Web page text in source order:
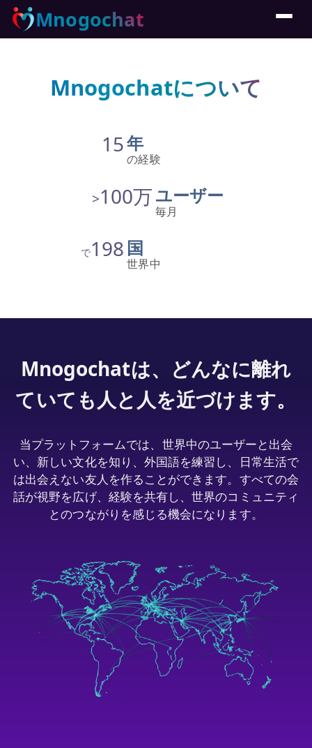
Mnogochat
Mnogochatについて
15年
の経験
>100万ユーザー
毎月
で198 国
世界中
Mnogochatは、どんなに離れ
ていても人と人を近づけます。
当プラットフォームでは、世界中のユーザーと出会
い、新しい文化を知り、外国語を練習し、日常生活で
は出会えない友人を作ることができます。すべての会
話が視野を広げ、経験を共有し、世界のコミュニティ
とのつながりを感じる機会になります。